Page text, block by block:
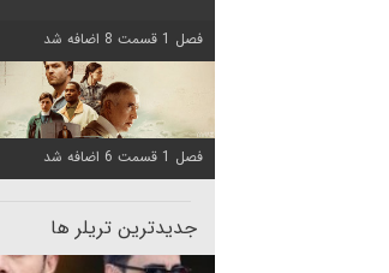
فصل 1 قسمت 8 اضافه شد
فصل 1 قسمت 6 اضافه شد
جدیدترین تریلر ها